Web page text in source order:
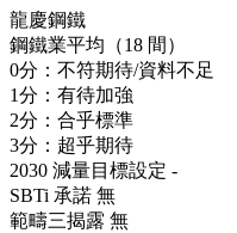
龍慶鋼鐵
鋼鐵業平均（18 間）
0分：不符期待/資料不足
1分：有待加強
2分：合乎標準
3分：超乎期待
2030 減量目標設定 -
SBTi 承諾 無
範疇三揭露 無